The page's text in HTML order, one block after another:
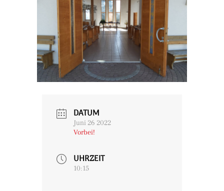
DATUM
Juni 26 2022
Vorbei!
UHRZEIT
10:15